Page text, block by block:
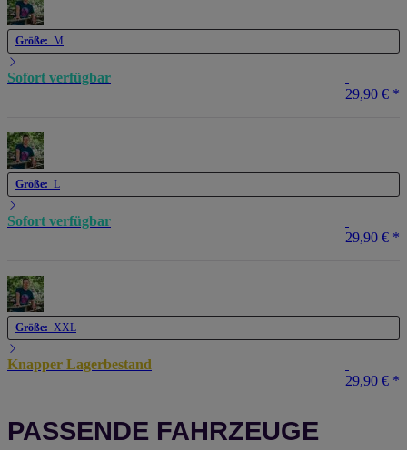
Größe: M
Sofort verfügbar
29,90 € *
Größe: L
Sofort verfügbar
29,90 € *
Größe: XXL
Knapper Lagerbestand
29,90 € *
PASSENDE FAHRZEUGE